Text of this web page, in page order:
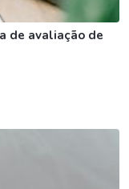
de avaliação de